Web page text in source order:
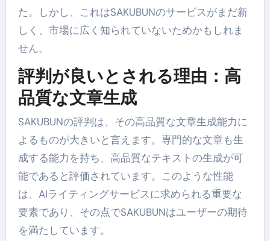
た。しかし、これはSAKUBUNのサービスがまだ新
しく、市場に広く知られていないためかもしれま
せん。
評判が良いとされる理由：高
品質な文章生成
SAKUBUNの評判は、その高品質な文章生成能力に
よるものが大きいと言えます。専門的な文章も生
成する能力を持ち、高品質なテキストの生成が可
能であると評価されています。このような性能
は、AIライティングサービスに求められる重要な
要素であり、その点でSAKUBUNはユーザーの期待
を満たしています。